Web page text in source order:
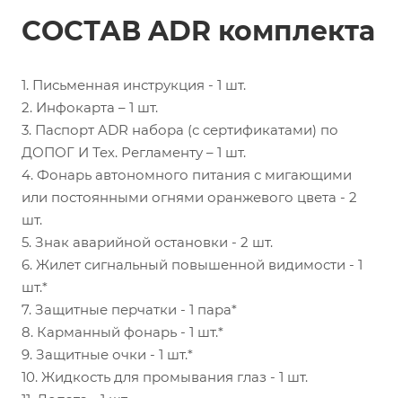
СОСТАВ ADR комплекта
1. Письменная инструкция - 1 шт.
2. Инфокарта – 1 шт.
3. Паспорт ADR набора (с сертификатами) по
ДОПОГ И Тех. Регламенту – 1 шт.
4. Фонарь автономного питания с мигающими
или постоянными огнями оранжевого цвета - 2
шт.
5. Знак аварийной остановки - 2 шт.
6. Жилет сигнальный повышенной видимости - 1
шт.*
7. Защитные перчатки - 1 пара*
8. Карманный фонарь - 1 шт.*
9. Защитные очки - 1 шт.*
10. Жидкость для промывания глаз - 1 шт.